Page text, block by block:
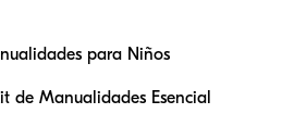
para Niños
de Manualidades Esencial